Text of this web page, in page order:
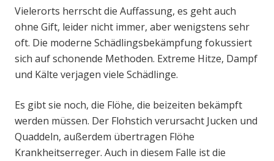
Vielerorts herrscht die Auffassung, es geht auch
ohne Gift, leider nicht immer, aber wenigstens sehr
oft. Die moderne Schädlingsbekämpfung fokussiert
sich auf schonende Methoden. Extreme Hitze, Dampf
und Kälte verjagen viele Schädlinge.
Es gibt sie noch, die Flöhe, die beizeiten bekämpft
werden müssen. Der Flohstich verursacht Jucken und
Quaddeln, außerdem übertragen Flöhe
Krankheitserreger. Auch in diesem Falle ist die